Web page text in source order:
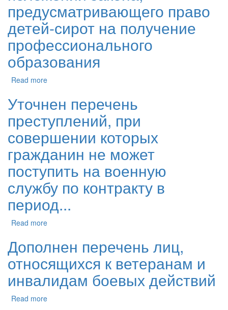
предусматривающего право
детей-сирот на получение
профессионального
образования
Read more
Уточнен перечень
преступлений, при
совершении которых
гражданин не может
поступить на военную
службу по контракту в
период...
Read more
Дополнен перечень лиц,
относящихся к ветеранам и
инвалидам боевых действий
Read more